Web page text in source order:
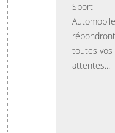
Sport
Automobile
toutes vos
attentes...